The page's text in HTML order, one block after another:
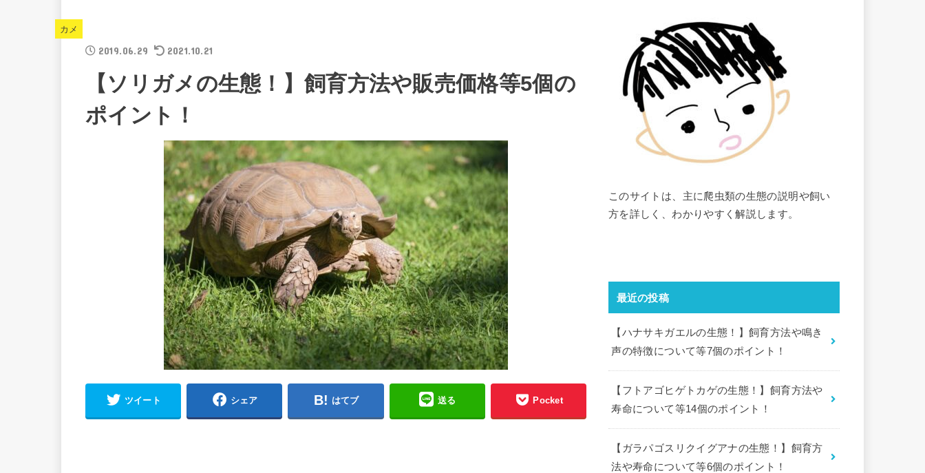
カメ
2019.06.29 2021.10.21
【ソリガメの生態！】飼育方法や販売価格等5個の
ポイント！
ツイート シェア はてブ 送る Pocket
このサイトは、主に爬虫類の生態の説明や飼い
方を詳しく、わかりやすく解説します。
最近の投稿
【ハナサキガエルの生態！】飼育方法や鳴き
声の特徴について等7個のポイント！
【フトアゴヒゲトカゲの生態！】飼育方法や
寿命について等14個のポイント！
【ガラパゴスリクイグアナの生態！】飼育方
法や寿命について等6個のポイント！